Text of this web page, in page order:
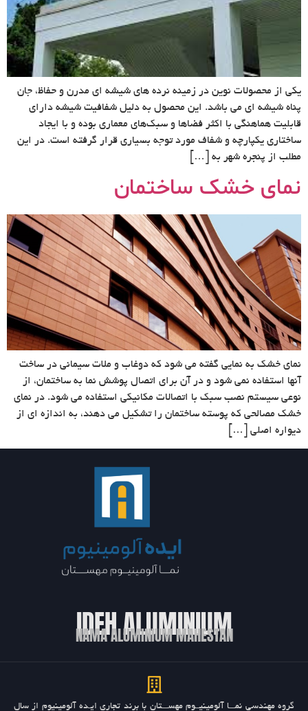
یکی از محصولات نوین در زمینه نرده های شیشه ای مدرن و حفاظ، جان
پناه شیشه ای می باشد. این محصول به دلیل شفافیت شیشه دارای
قابلیت هماهنگی با اکثر فضاها و سبک‌های معماری بوده و با ایجاد
ساختاری یکپارچه و شفاف مورد توجه بسیاری قرار گرفته است. در این
مطلب از پنجره شهر به […]
نمای خشک ساختمان
نمای خشک به نمایی گفته می شود که دوغاب و ملات سیمانی در ساخت
آنها استفاده نمی شود و در آن برای اتصال پوشش نما به ساختمان، از
نوعی سیستم نصب سبک با اتصالات مکانیکی استفاده می شود. در نمای
خشک مصالحی که پوسته ساختمان را تشکیل می دهند، به اندازه ای از
دیواره اصلی […]
IDEH ALUMINIUM
NAMA ALUMINIUM MAHESTAN
گروه مهندسی نمـــا آلومینیــوم مهســـتان با برند تجاری ایـده آلومینیوم از سال